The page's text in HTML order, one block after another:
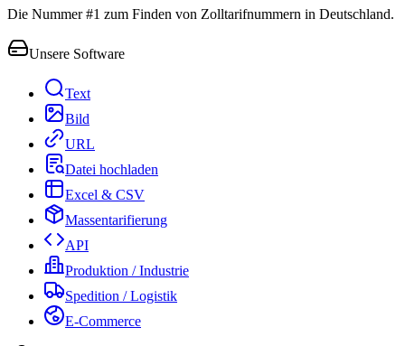
Die Nummer #1 zum Finden von Zolltarifnummern in Deutschland.
Unsere Software
Text
Bild
URL
Datei hochladen
Excel & CSV
Massentarifierung
API
Produktion / Industrie
Spedition / Logistik
E-Commerce